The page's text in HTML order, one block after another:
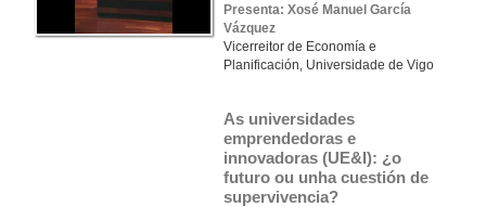
Presenta: Xosé Manuel García
Vázquez
Vicerreitor de Economía e
Planificación, Universidade de Vigo
As universidades
emprendedoras e
innovadoras (UE&I): ¿o
futuro ou unha cuestión de
supervivencia?